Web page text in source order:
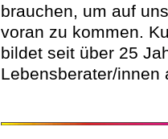
brauchen, um auf
voran zu kommen.
bildet seit über 25
Lebensberater/innen